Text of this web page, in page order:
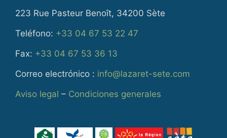
223 Rue Pasteur Benoît, 34200 Sète
Teléfono: +33 04 67 53 22 47
Fax: +33 04 67 53 36 13
Correo electrónico : info@lazaret-sete.com
Aviso legal – Condiciones generales